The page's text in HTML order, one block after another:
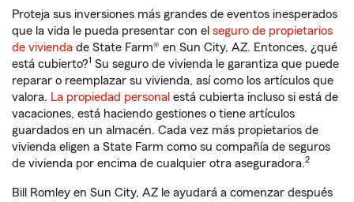
Proteja sus inversiones más grandes de eventos inesperados
que la vida le pueda presentar con el seguro de propietarios
de vivienda de State Farm® en Sun City, AZ. Entonces, ¿qué
está cubierto?1 Su seguro de vivienda le garantiza que puede
reparar o reemplazar su vivienda, así como los artículos que
valora. La propiedad personal está cubierta incluso si está de
vacaciones, está haciendo gestiones o tiene artículos
guardados en un almacén. Cada vez más propietarios de
vivienda eligen a State Farm como su compañía de seguros
de vivienda por encima de cualquier otra aseguradora.2
Bill Romley en Sun City, AZ le ayudará a comenzar después